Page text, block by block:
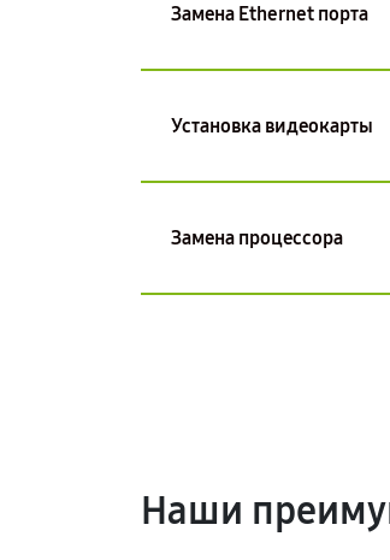
Замена Ethernet порта
Установка видеокарты
Замена процессора
Наши